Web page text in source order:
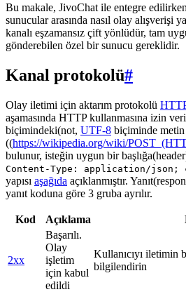
Bu makale, JivoChat ile entegre edilirken
sunucular arasında nasıl olay alışverişi
kanalı eşzamansız çift yönlüdür, tam
gönderebilen özel bir sunucu gereklidir.
Kanal protokolü#
Olay iletimi için aktarım protokolü
aşamasında HTTP kullanmasına izin
biçimindeki(not, UTF-8 biçiminde
((https://wikipedia.org/wiki/
bulunur, isteğin uygun bir
Content-Type: application/json;
yapısı aşağıda açıklanmıştır.
yanıt koduna göre 3 gruba ayrılır.
Kod Açıklama
2xx
Başarılı.
Olay
işletim
için kabul
edildi
Kullanıcıyı iletimin
bilgilendirin